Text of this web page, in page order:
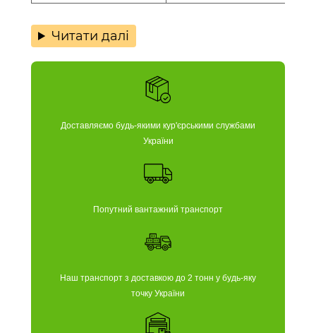
Читати далі
Доставляємо будь-якими кур'єрськими службами
України
Попутний вантажний транспорт
Наш транспорт з доставкою до 2 тонн у будь-яку
точку України